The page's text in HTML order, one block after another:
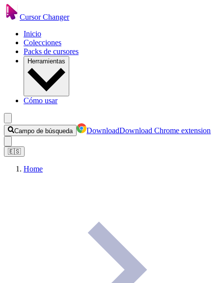
Cursor Changer
Inicio
Colecciones
Packs de cursores
Herramientas
Cómo usar
Campo de búsqueda DownloadDownload Chrome extension
🇪🇸
Home